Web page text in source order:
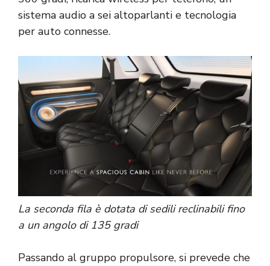
sistema audio a sei altoparlanti e tecnologia
per auto connesse.
La seconda fila è dotata di sedili reclinabili fino
a un angolo di 135 gradi
Passando al gruppo propulsore, si prevede che